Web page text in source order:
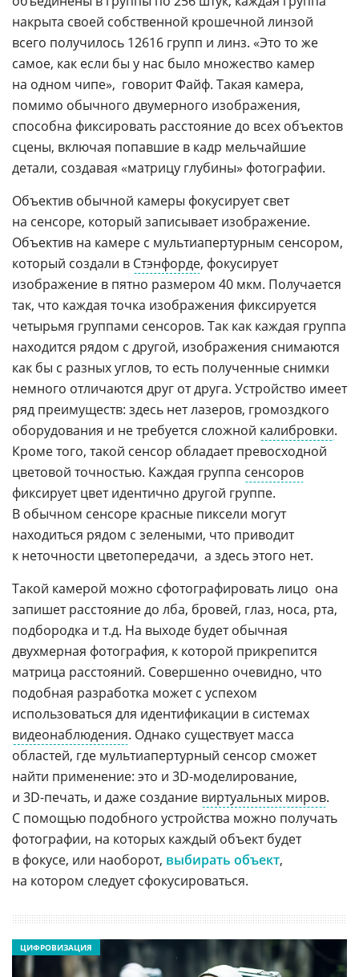
накрыта своей собственной крошечной линзой 
всего получилось 12616 групп и линз. «Это то же
самое, как если бы у нас было множество камер
на одном чипе»,  говорит Файф. Такая камера,
помимо обычного двумерного изображения,
способна фиксировать расстояние до всех объектов
сцены, включая попавшие в кадр мельчайшие
детали, создавая «матрицу глубины» фотографии.
Объектив обычной камеры фокусирует свет
на сенсоре, который записывает изображение.
Объектив на камере с мультиапертурным сенсором,
который создали в Стэнфорде, фокусирует
изображение в пятно размером 40 мкм. Получается
так, что каждая точка изображения фиксируется
четырьмя группами сенсоров. Так как каждая группа
находится рядом с другой, изображения снимаются
как бы с разных углов, то есть полученные снимки
немного отличаются друг от друга. Устройство имеет
ряд преимуществ: здесь нет лазеров, громоздкого
оборудования и не требуется сложной калибровки.
Кроме того, такой сенсор обладает превосходной
цветовой точностью. Каждая группа сенсоров
фиксирует цвет идентично другой группе.
В обычном сенсоре красные пиксели могут
находиться рядом с зелеными, что приводит
к неточности цветопередачи,  а здесь этого нет.
Такой камерой можно сфотографировать лицо  она
запишет расстояние до лба, бровей, глаз, носа, рта,
подбородка и т.д. На выходе будет обычная
двухмерная фотография, к которой прикрепится
матрица расстояний. Совершенно очевидно, что
подобная разработка может с успехом
использоваться для идентификации в системах
видеонаблюдения. Однако существует масса
областей, где мультиапертурный сенсор сможет
найти применение: это и 3D-моделирование,
и 3D-печать, и даже создание виртуальных миров.
С помощью подобного устройства можно получать
фотографии, на которых каждый объект будет
в фокусе, или наоборот, выбирать объект,
на котором следует сфокусироваться.
ЦИФРОВИЗАЦИЯ